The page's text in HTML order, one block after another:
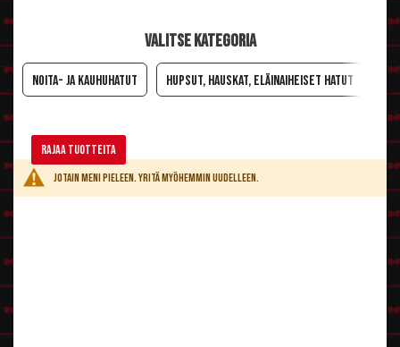
Valitse kategoria
Noita- ja kauhuhatut Hupsut, hauskat, eläinaiheiset hatut
Rajaa tuotteita
Jotain meni pieleen. Yritä myöhemmin uudelleen.